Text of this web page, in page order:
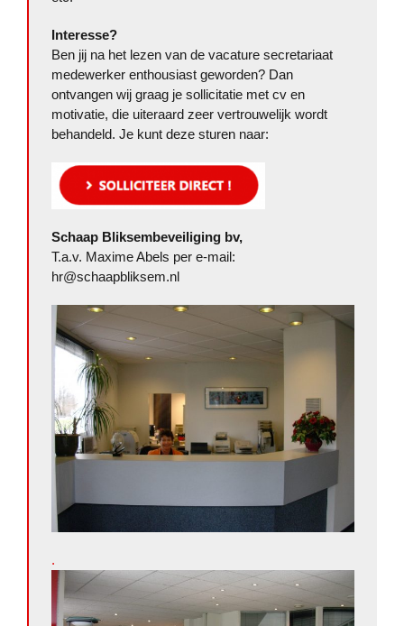
Interesse?
Ben jij na het lezen van de vacature secretariaat
medewerker enthousiast geworden? Dan
ontvangen wij graag je sollicitatie met cv en
motivatie, die uiteraard zeer vertrouwelijk wordt
behandeld. Je kunt deze sturen naar:
Schaap Bliksembeveiliging bv,
T.a.v. Maxime Abels per e-mail:
hr@schaapbliksem.nl
.